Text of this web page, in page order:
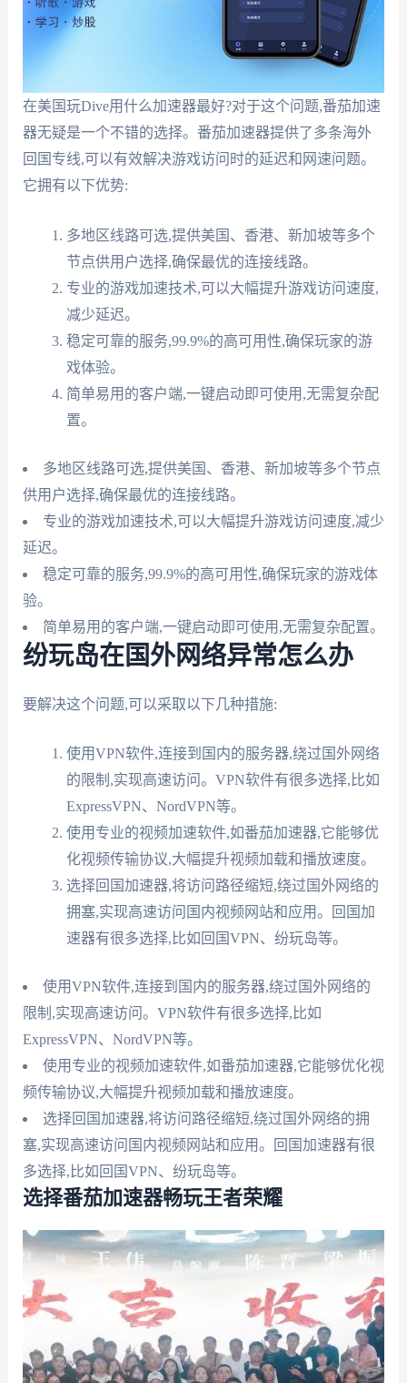
在美国玩Dive用什么加速器最好?对于这个问题,番茄加速
器无疑是一个不错的选择。番茄加速器提供了多条海外
回国专线,可以有效解决游戏访问时的延迟和网速问题。
它拥有以下优势:
多地区线路可选,提供美国、香港、新加坡等多个
节点供用户选择,确保最优的连接线路。
专业的游戏加速技术,可以大幅提升游戏访问速度,
减少延迟。
稳定可靠的服务,99.9%的高可用性,确保玩家的游
戏体验。
简单易用的客户端,一键启动即可使用,无需复杂配
置。
多地区线路可选,提供美国、香港、新加坡等多个节点
供用户选择,确保最优的连接线路。
专业的游戏加速技术,可以大幅提升游戏访问速度,减少
延迟。
稳定可靠的服务,99.9%的高可用性,确保玩家的游戏体
验。
简单易用的客户端,一键启动即可使用,无需复杂配置。
纷玩岛在国外网络异常怎么办
要解决这个问题,可以采取以下几种措施:
使用VPN软件,连接到国内的服务器,绕过国外网络
的限制,实现高速访问。VPN软件有很多选择,比如
ExpressVPN、NordVPN等。
使用专业的视频加速软件,如番茄加速器,它能够优
化视频传输协议,大幅提升视频加载和播放速度。
选择回国加速器,将访问路径缩短,绕过国外网络的
拥塞,实现高速访问国内视频网站和应用。回国加
速器有很多选择,比如回国VPN、纷玩岛等。
使用VPN软件,连接到国内的服务器,绕过国外网络的
限制,实现高速访问。VPN软件有很多选择,比如
ExpressVPN、NordVPN等。
使用专业的视频加速软件,如番茄加速器,它能够优化视
频传输协议,大幅提升视频加载和播放速度。
选择回国加速器,将访问路径缩短,绕过国外网络的拥
塞,实现高速访问国内视频网站和应用。回国加速器有很
多选择,比如回国VPN、纷玩岛等。
选择番茄加速器畅玩王者荣耀